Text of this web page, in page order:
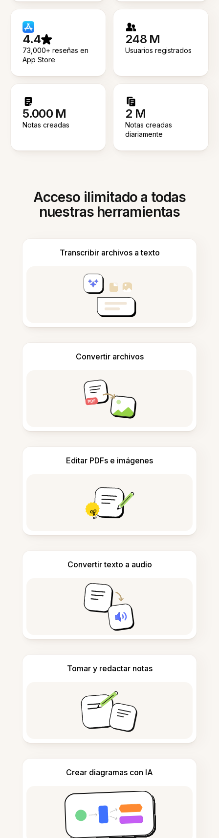
4.4
73,000+ reseñas en
App Store
248 M
Usuarios registrados
5.000 M
Notas creadas
2 M
Notas creadas
diariamente
Acceso ilimitado a todas
nuestras herramientas
Transcribir archivos a texto
Convertir archivos
Editar PDFs e imágenes
Convertir texto a audio
Tomar y redactar notas
Crear diagramas con IA